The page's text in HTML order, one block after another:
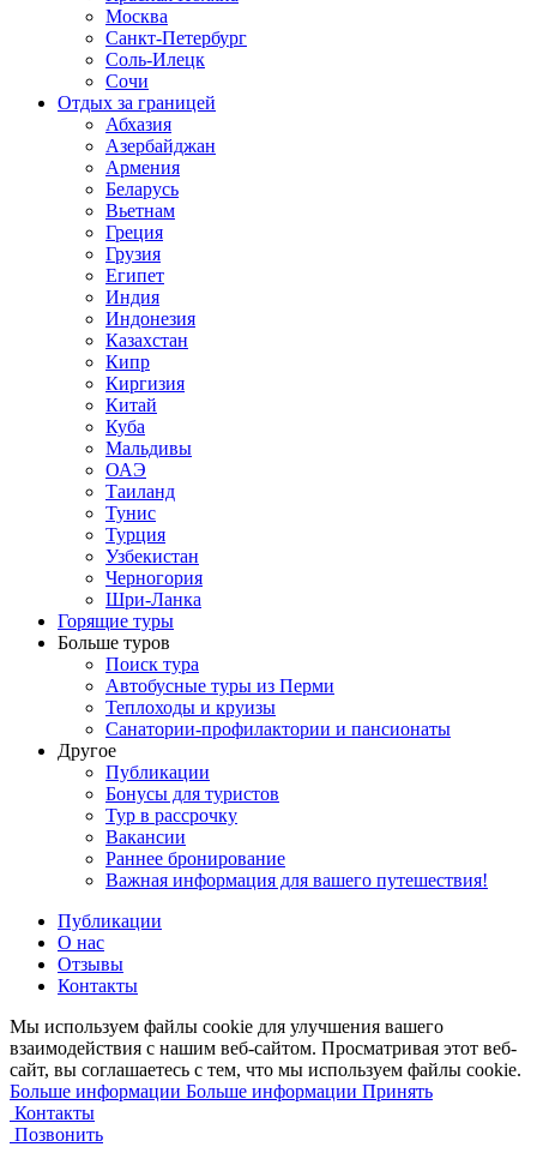
Москва
Санкт-Петербург
Соль-Илецк
Сочи
Отдых за границей
Абхазия
Азербайджан
Армения
Беларусь
Вьетнам
Греция
Грузия
Египет
Индия
Индонезия
Казахстан
Кипр
Киргизия
Китай
Куба
Мальдивы
ОАЭ
Таиланд
Тунис
Турция
Узбекистан
Черногория
Шри-Ланка
Горящие туры
Больше туров
Поиск тура
Автобусные туры из Перми
Теплоходы и круизы
Санатории-профилактории и пансионаты
Другое
Публикации
Бонусы для туристов
Тур в рассрочку
Вакансии
Раннее бронирование
Важная информация для вашего путешествия!
Публикации
О нас
Отзывы
Контакты
Мы используем файлы cookie для улучшения вашего
взаимодействия с нашим веб-сайтом. Просматривая этот веб-
сайт, вы соглашаетесь с тем, что мы используем файлы cookie.
Больше информации Больше информации Принять
Контакты
Позвонить